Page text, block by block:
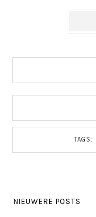
TAGS:
NIEUWERE POSTS